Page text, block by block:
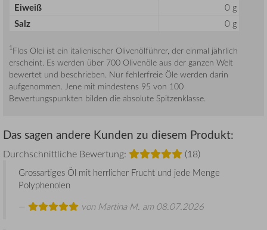
Eiweiß 0 g
Salz 0 g
1Flos Olei ist ein italienischer Olivenölführer, der einmal jährlich
erscheint. Es werden über 700 Olivenöle aus der ganzen Welt
bewertet und beschrieben. Nur fehlerfreie Öle werden darin
aufgenommen. Jene mit mindestens 95 von 100
Bewertungspunkten bilden die absolute Spitzenklasse.
Das sagen andere Kunden zu diesem Produkt:
Durchschnittliche Bewertung: (18)
Grossartiges Öl mit herrlicher Frucht und jede Menge
Polyphenolen
von Martina M. am 08.07.2026